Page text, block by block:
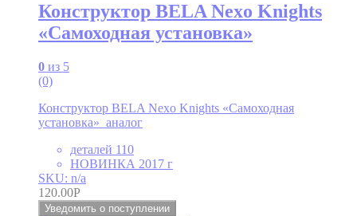
Конструктор BELA Nexo Knights
«Самоходная установка»
0 из 5
(0)
Конструктор BELA Nexo Knights «Самоходная
установка» аналог
деталей 110
НОВИНКА 2017 г
SKU: n/a
120.00Р
Уведомить о поступлении